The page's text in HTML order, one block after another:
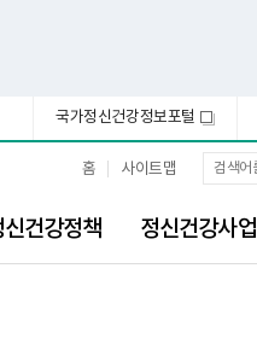
국가정신건강정보포털 새
창
홈 사이트맵
통
합
색
건강정책 정신건강사업